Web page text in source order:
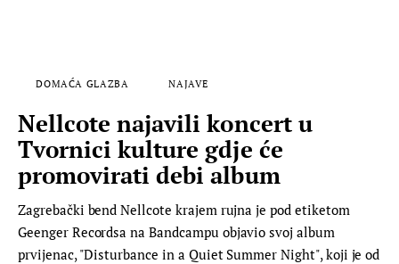
DOMAĆA GLAZBA NAJAVE
Nellcote najavili koncert u
Tvornici kulture gdje će
promovirati debi album
Zagrebački bend Nellcote krajem rujna je pod etiketom
Geenger Recordsa na Bandcampu objavio svoj album
prvijenac, "Disturbance in a Quiet Summer Night", koji je od